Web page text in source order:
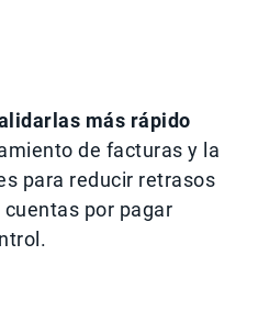
más rápido
de facturas y la
para reducir retrasos
por pagar